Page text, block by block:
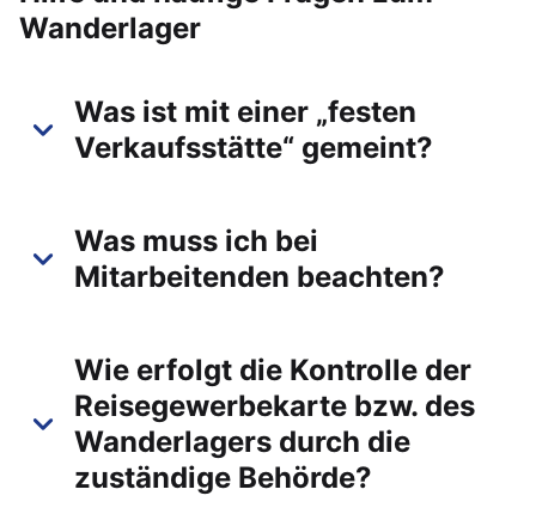
Wanderlager
Was ist mit einer „festen
Verkaufsstätte“ gemeint?
Was muss ich bei
Mitarbeitenden beachten?
Wie erfolgt die Kontrolle der
Reisegewerbekarte bzw. des
Wanderlagers durch die
zuständige Behörde?